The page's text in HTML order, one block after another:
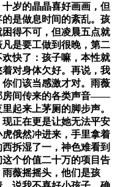
岁的晶晶喜好画画，但
是做息时间的紊乱。孩
得不可，但凌晨五点就
是要工做到很晚，第二
快了：孩子嘛，本性就
对身体欠好。再说，我
们该当感激才对。雨薇
房间传来的各类声音——
起来上茅厕的脚步声。
正在更是让她无法平安
俄然冲进来，手里拿着
拆湿了一，神色难看到
个价值二十万的项目告
薇摇摇头，他们是孩